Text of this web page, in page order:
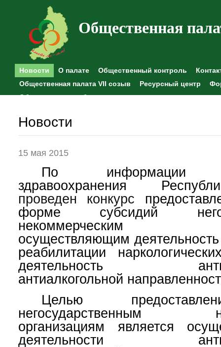
Общественная
Новости О палате Общественный контроль
Общественная палата VII созыв
Ресурсный центр
Общественные наблюдения
Новости
15 мая 2015
По информации
здравоохранения
проведен конкурс
форме субсидий
некоммерческим
осуществляющим
реабилитации
деятельность
антиалкогольной
Целью
негосударственным
организациям является
деятельности